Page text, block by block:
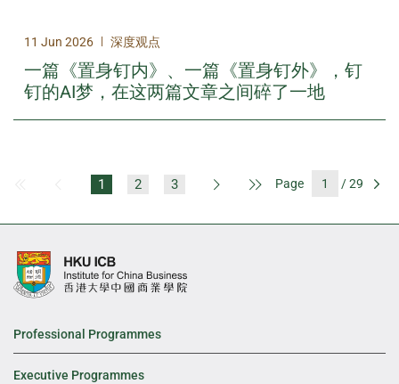
11 Jun 2026 | 深度观点
一篇《置身钉内》、一篇《置身钉外》，钉
钉的AI梦，在这两篇文章之间碎了一地
Previous Page
1 2 3 Next PageLast Page
Page / 29
Professional Programmes
Executive Programmes